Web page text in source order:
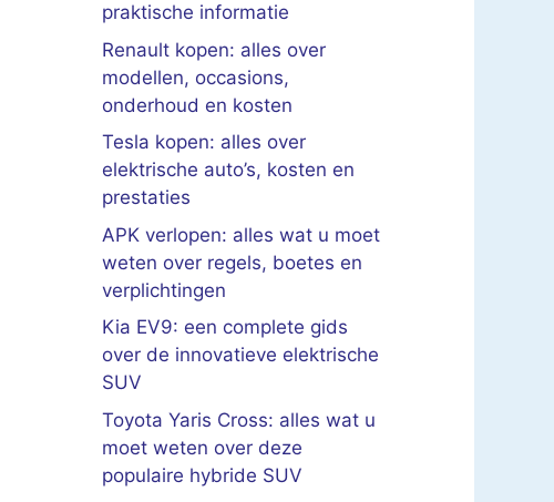
praktische informatie
Renault kopen: alles over
modellen, occasions,
onderhoud en kosten
Tesla kopen: alles over
elektrische auto’s, kosten en
prestaties
APK verlopen: alles wat u moet
weten over regels, boetes en
verplichtingen
Kia EV9: een complete gids
over de innovatieve elektrische
SUV
Toyota Yaris Cross: alles wat u
moet weten over deze
populaire hybride SUV